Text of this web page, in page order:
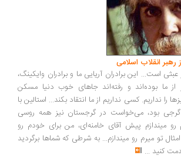
اسلامی
این برادران آریایی ما و برادران وایکینگ،
و رفته‌اند جاهای خوب دنیا مسکن
کسی نداریم از ما انتقاد بکند... استالین با
می‌خواست در گرجستان نیز همه روسی
پیش آقای خامنه‌ای، من برای خودم رو
میرم رو میندازم... به شرطی که شماها برگردید
...